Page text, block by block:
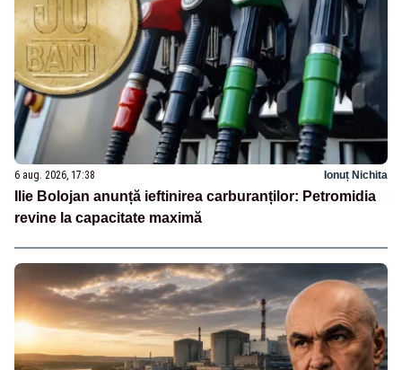
6 aug. 2026, 17:38 Ionuț Nichita
Ilie Bolojan anunță ieftinirea carburanților: Petromidia
revine la capacitate maximă